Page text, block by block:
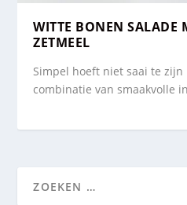
WITTE BONEN SALADE
ZETMEEL
Simpel hoeft niet saai te zijn
combinatie van smaakvolle